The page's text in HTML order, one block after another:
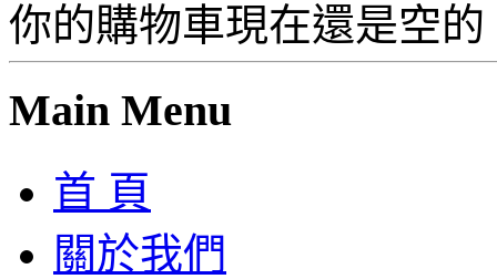
你的購物車現在還是空的
Main Menu
首 頁
關於我們